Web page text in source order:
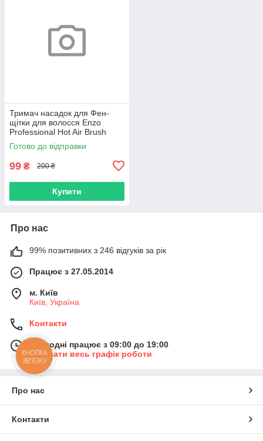
Тримач насадок для Фен-
щітки для волосся Enzo
Professional Hot Air Brush
1500W (EN-743-01)
Готово до відправки
99 ₴ 200 ₴
Купити
Про нас
99% позитивних з 246 відгуків за рік
Працює з 27.05.2014
м. Київ
Київ, Україна
Контакти
Сьогодні працює з 09:00 до 19:00
Показати весь графік роботи
Про нас
Контакти
КНОПКА
ЗВ'ЯЗКУ